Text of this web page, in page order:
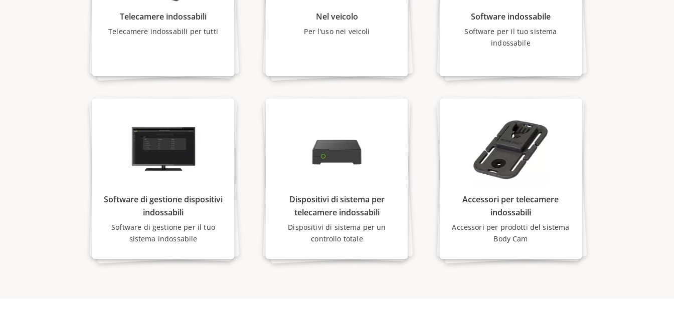
Telecamere indossabili
Telecamere indossabili per tutti
Nel veicolo
Per l'uso nei veicoli
Software indossabile
Software per il tuo sistema
indossabile
Software di gestione dispositivi
indossabili
Software di gestione per il tuo
sistema indossabile
Dispositivi di sistema per
telecamere indossabili
Dispositivi di sistema per un
controllo totale
Accessori per telecamere
indossabili
Accessori per prodotti del sistema
Body Cam